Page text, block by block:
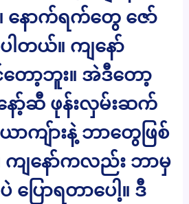
နောက်ရက်တွေ ဇော်
ါတယ်။ ကျနော်
ော့ဘူး။ အဲဒီတော့
ာ့်ဆီ ဖုန်းလှမ်းဆက်
ကျ်ားနဲ့ ဘာတွေဖြစ်
ျနော်ကလည်း ဘာမှ
ပြောရတာပေါ့။ ဒီ